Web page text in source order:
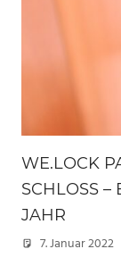
WE.LOCK
SCHLOSS –
JAHR
7. Januar 2022